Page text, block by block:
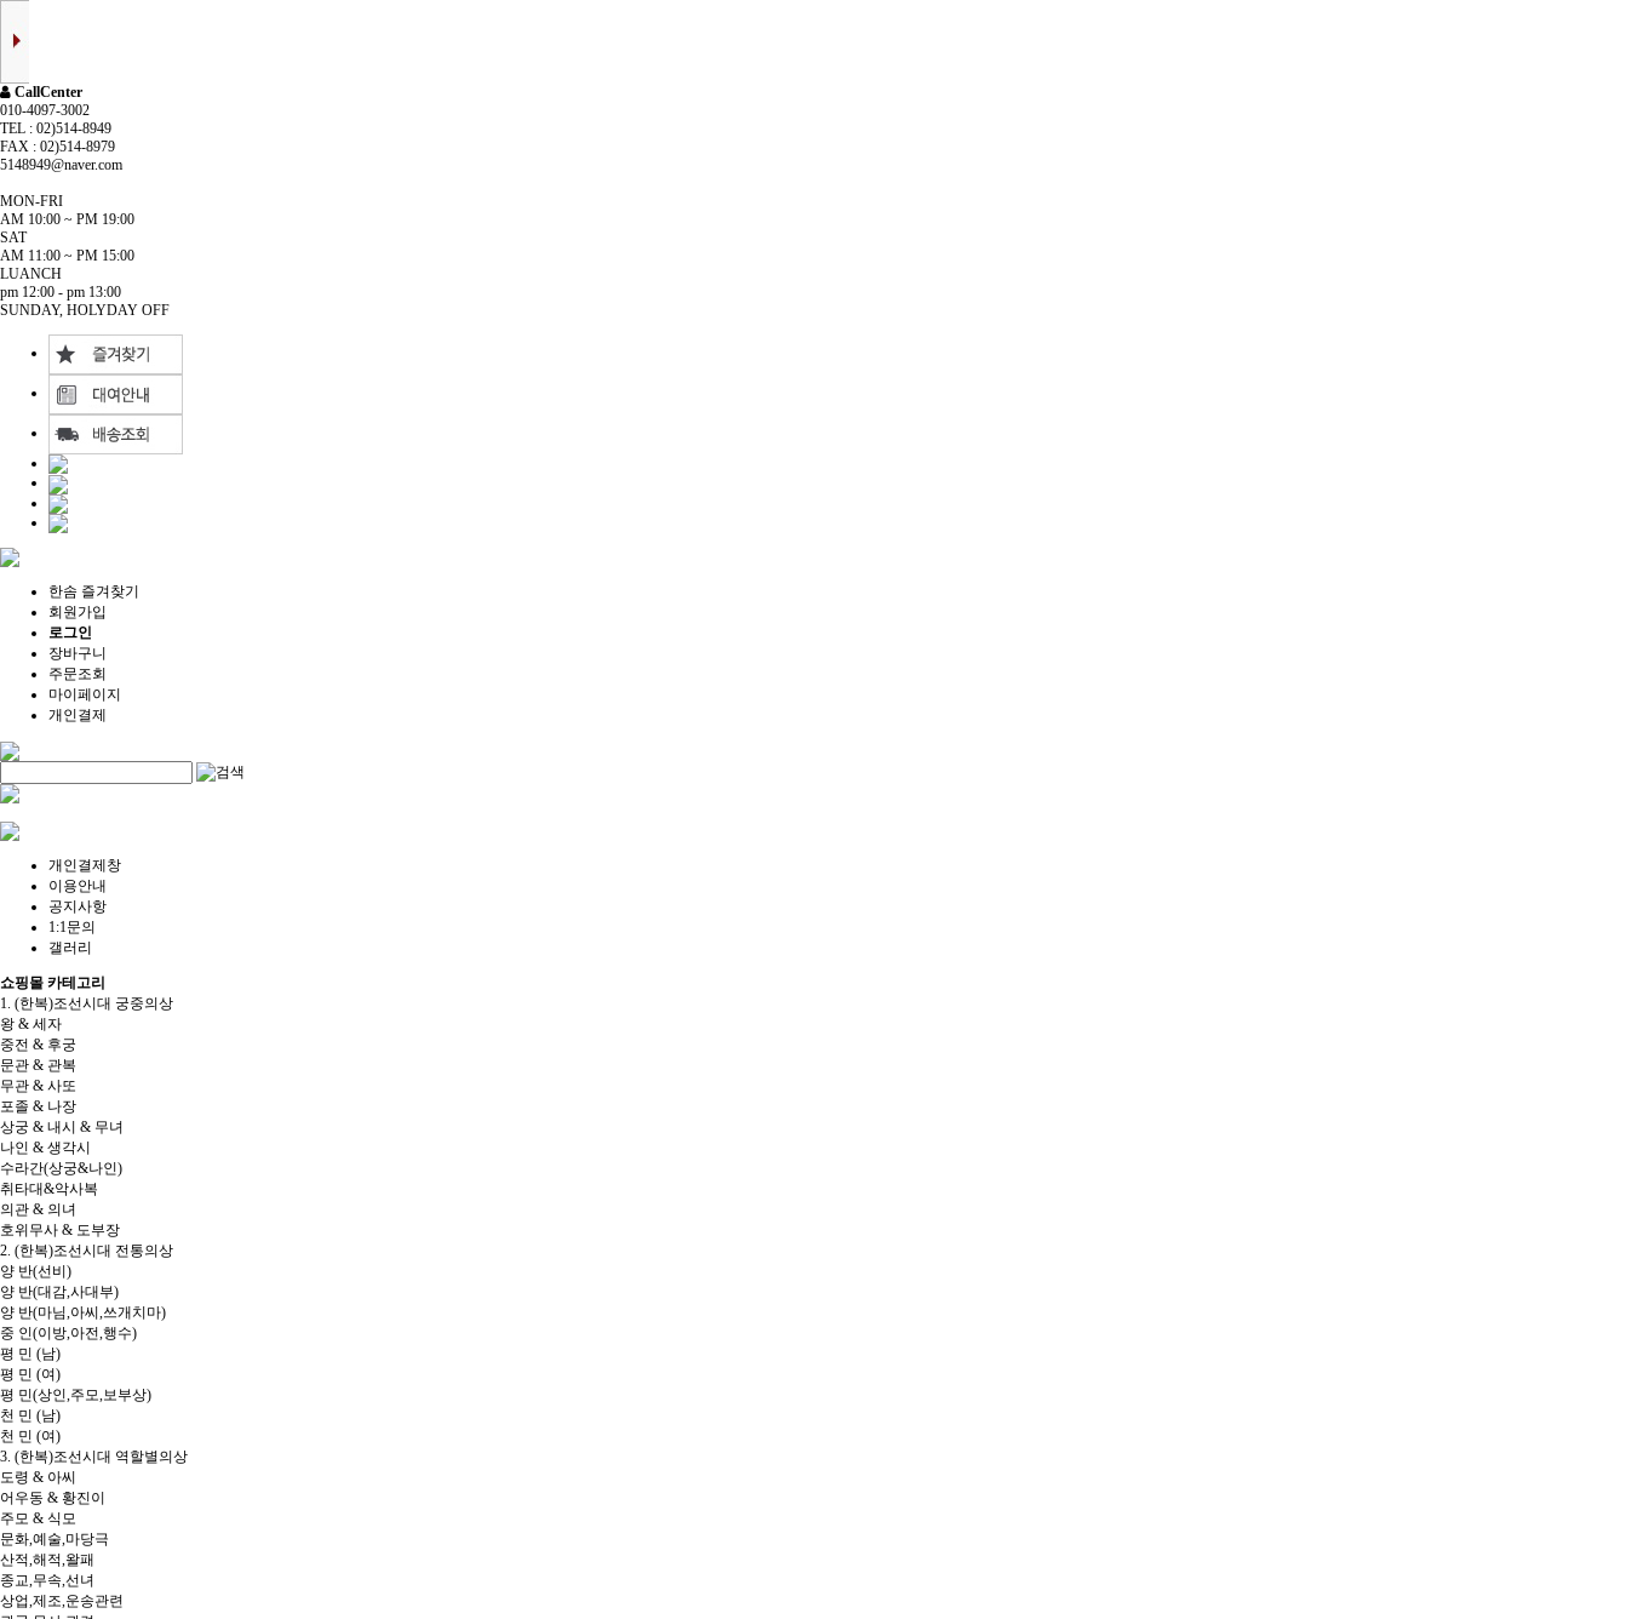
CallCenter
010-4097-3002
TEL : 02)514-8949
FAX : 02)514-8979
5148949@naver.com
MON-FRI
AM 10:00 ~ PM 19:00
SAT
AM 11:00 ~ PM 15:00
LUANCH
pm 12:00 - pm 13:00
SUNDAY, HOLYDAY OFF
한솜 즐겨찾기
회원가입
로그인
장바구니
주문조회
마이페이지
개인결제
개인결제창
이용안내
공지사항
1:1문의
갤러리
쇼핑몰 카테고리
1. (한복)조선시대 궁중의상
왕 & 세자
중전 & 후궁
문관 & 관복
무관 & 사또
포졸 & 나장
상궁 & 내시 & 무녀
나인 & 생각시
수라간(상궁&나인)
취타대&악사복
의관 & 의녀
호위무사 & 도부장
2. (한복)조선시대 전통의상
양 반(선비)
양 반(대감,사대부)
양 반(마님,아씨,쓰개치마)
중 인(이방,아전,행수)
평 민 (남)
평 민 (여)
평 민(상인,주모,보부상)
천 민 (남)
천 민 (여)
3. (한복)조선시대 역할별의상
도령 & 아씨
어우동 & 황진이
주모 & 식모
문화,예술,마당극
산적,해적,왈패
종교,무속,선녀
상업,제조,운송관련